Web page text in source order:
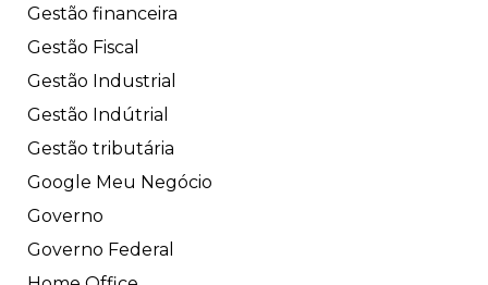
Gestão financeira
Gestão Fiscal
Gestão Industrial
Gestão Indútrial
Gestão tributária
Google Meu Negócio
Governo
Governo Federal